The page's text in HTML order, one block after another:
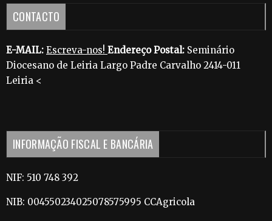
CONTACTO
E-MAIL: Escreva-nos! Endereço Postal: Seminário
Diocesano de Leiria Largo Padre Carvalho 2414-011
Leiria <
INFORMAÇÃO FISCAL E BANCÁRIA
NIF: 510 748 392
NIB: 004550234025078575995 CCAgricola